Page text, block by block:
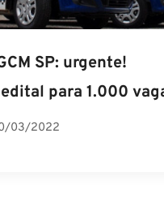
SP: urgente!
para 1.000
03/2022